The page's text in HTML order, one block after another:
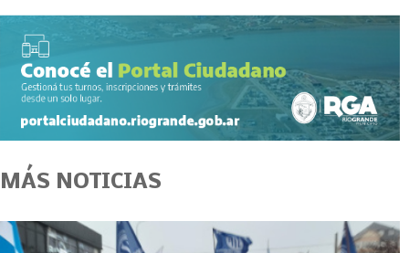
MÁS NOTICIAS